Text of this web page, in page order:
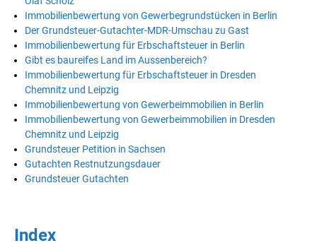
Immobilienbewertung von Gewerbegrundstücken in Berlin
Der Grundsteuer-Gutachter-MDR-Umschau zu Gast
Immobilienbewertung für Erbschaftsteuer in Berlin
Gibt es baureifes Land im Aussenbereich?
Immobilienbewertung für Erbschaftsteuer in Dresden
Chemnitz und Leipzig
Immobilienbewertung von Gewerbeimmobilien in Berlin
Immobilienbewertung von Gewerbeimmobilien in Dresden
Chemnitz und Leipzig
Grundsteuer Petition in Sachsen
Gutachten Restnutzungsdauer
Grundsteuer Gutachten
Index